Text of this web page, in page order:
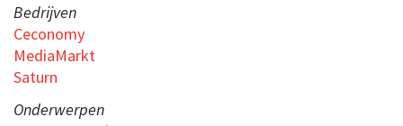
Bedrijven
Ceconomy
MediaMarkt
Saturn
Onderwerpen